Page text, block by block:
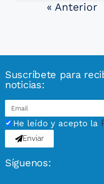
« Anterior
Suscríbete para
noticias:
He leído y acepto la
Enviar
Síguenos: